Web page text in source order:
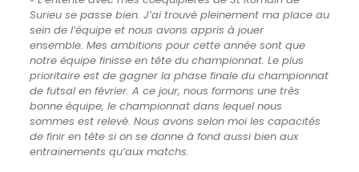
Surieu se passe bien. J’ai trouvé pleinement ma place au
sein de l’équipe et nous avons appris à jouer
ensemble. Mes ambitions pour cette année sont que
notre équipe finisse en tête du championnat. Le plus
prioritaire est de gagner la phase finale du championnat
de futsal en février. A ce jour, nous formons une très
bonne équipe, le championnat dans lequel nous
sommes est relevé. Nous avons selon moi les capacités
de finir en tête si on se donne à fond aussi bien aux
entrainements qu’aux matchs.